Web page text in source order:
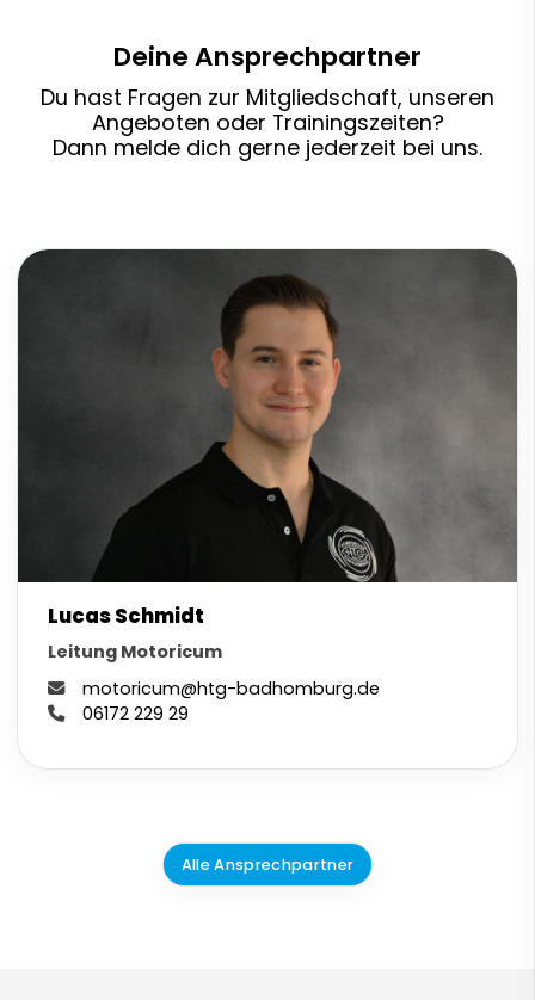
Deine Ansprechpartner
Du hast Fragen zur Mitgliedschaft, unseren
Angeboten oder Trainingszeiten?
Dann melde dich gerne jederzeit bei uns.
Lucas Schmidt
Leitung Motoricum
motoricum@htg-badhomburg.de
06172 229 29
Alle Ansprechpartner